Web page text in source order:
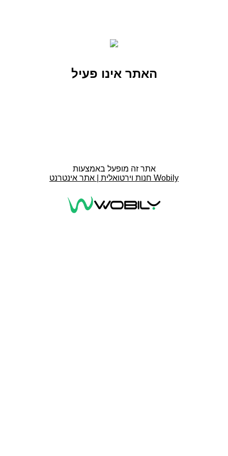
האתר אינו פעיל
אתר זה מופעל באמצעות
חנות וירטואלית | אתר אינטרנט Wobily